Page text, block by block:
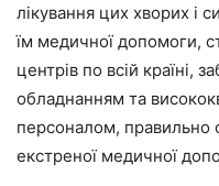
лікування цих хворих і
їм медичної допомоги,
центрів по всій країні,
обладнанням та
персоналом, правильно
екстреної медичної